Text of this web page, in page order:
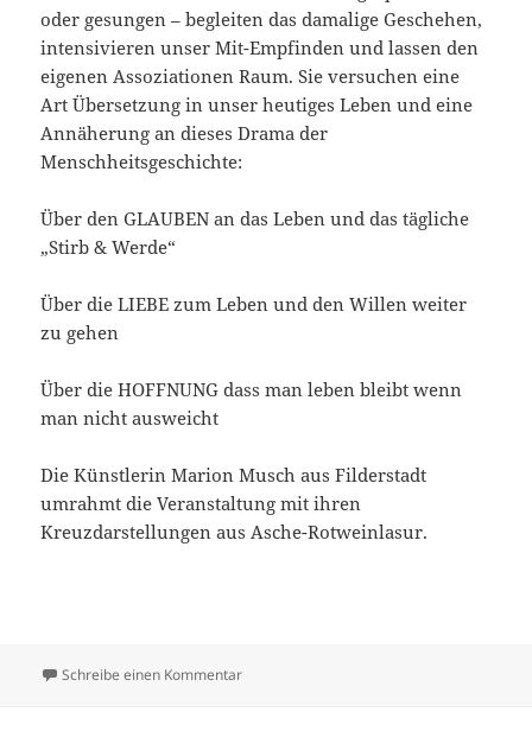
oder gesungen – begleiten das damalige Geschehen,
intensivieren unser Mit-Empfinden und lassen den
eigenen Assoziationen Raum. Sie versuchen eine
Art Übersetzung in unser heutiges Leben und eine
Annäherung an dieses Drama der
Menschheitsgeschichte:
Über den GLAUBEN an das Leben und das tägliche
„Stirb & Werde“
Über die LIEBE zum Leben und den Willen weiter
zu gehen
Über die HOFFNUNG dass man leben bleibt wenn
man nicht ausweicht
Die Künstlerin Marion Musch aus Filderstadt
umrahmt die Veranstaltung mit ihren
Kreuzdarstellungen aus Asche-Rotweinlasur.
Schreibe einen Kommentarzu „Siehe – der Mensch“